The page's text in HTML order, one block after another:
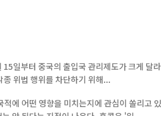
위법 행위를 차단하기 위해...
에 어떤 영향을 미치는지에 관심이 쏠리고 있